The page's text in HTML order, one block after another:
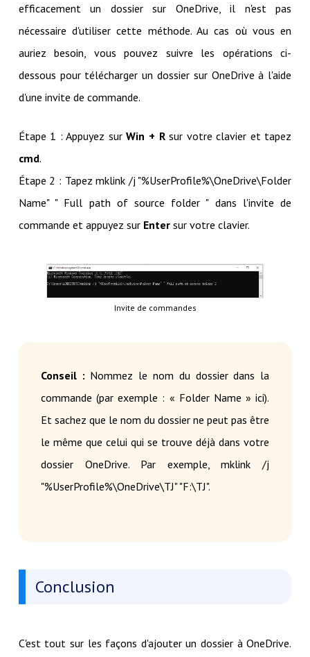
efficacement un dossier sur OneDrive, il n'est pas
nécessaire d'utiliser cette méthode. Au cas où vous en
auriez besoin, vous pouvez suivre les opérations ci-
dessous pour télécharger un dossier sur OneDrive à l'aide
d'une invite de commande.
Étape 1 : Appuyez surWin + Rsur votre clavier et tapez
cmd.
Étape 2 : Tapez mklink /j "%UserProfile%\OneDrive\Folder
Name" " Full path of source folder " dans l'invite de
commande et appuyez sur Entersur votre clavier.
Invite de commandes
Conseil : Nommez le nom du dossier dans la
commande (par exemple : « Folder Name » ici).
Et sachez que le nom du dossier ne peut pas être
le même que celui qui se trouve déjà dans votre
dossier OneDrive. Par exemple, mklink /j
"%UserProfile%\OneDrive\TJ" "F:\TJ".
Conclusion
C'est tout sur les façons d'ajouter un dossier à OneDrive.